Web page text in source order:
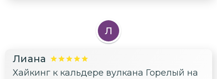
Л
Лиана
Хайкинг к кальдере вулкана Горелый на